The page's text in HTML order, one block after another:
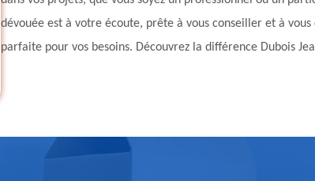
dévouée est à votre écoute, prête à vous conseiller et à
parfaite pour vos besoins. Découvrez la différence Dubois